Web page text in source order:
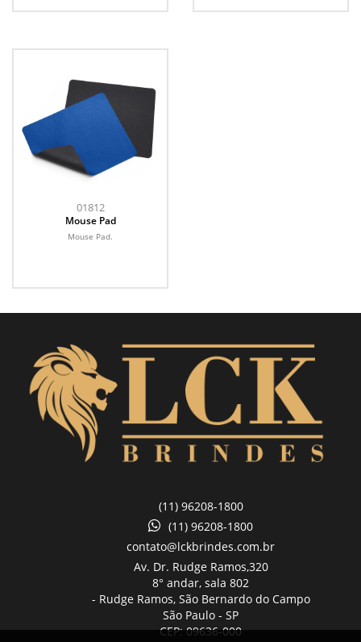
01812
Mouse Pad
Mouse Pad.
(11) 96208-1800
(11) 96208-1800
contato@lckbrindes.com.br
Av. Dr. Rudge Ramos,320
8° andar, sala 802
- Rudge Ramos, São Bernardo do Campo
São Paulo - SP
CEP: 09636-000